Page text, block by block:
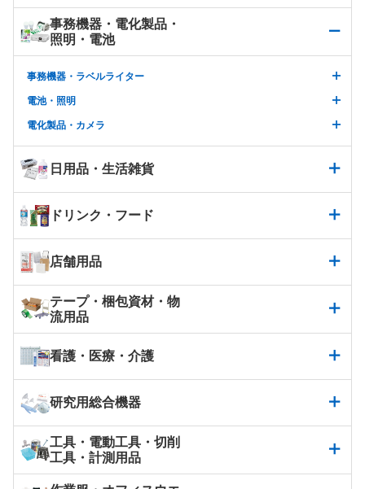
事務機器・電化製品・
照明・電池
事務機器・ラベルライター
電池・照明
電化製品・カメラ
日用品・生活雑貨
ドリンク・フード
店舗用品
テープ・梱包資材・物
流用品
看護・医療・介護
研究用総合機器
工具・電動工具・切削
工具・計測用品